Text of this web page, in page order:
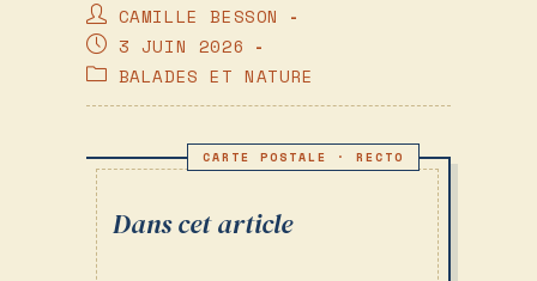
AUTEUR/AUTRICE
DE
LA
PUBLICATION :
CAMILLE BESSON
PUBLICATION
PUBLIÉE :
3 JUIN 2026
POSTBALADES ET NATURE
Dans cet article